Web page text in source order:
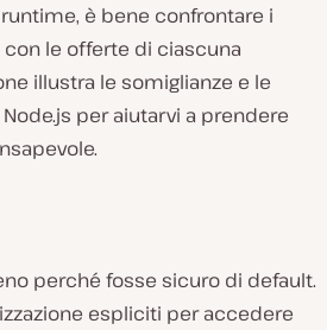
è bene confrontare i
le offerte di ciascuna
illustra le somiglianze e le
per aiutarvi a prendere
perché fosse sicuro di default.
espliciti per accedere